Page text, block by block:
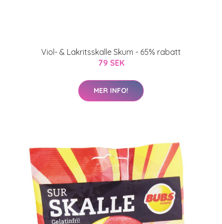
Viol- & Lakritsskalle Skum - 65% rabatt
79 SEK
MER INFO!